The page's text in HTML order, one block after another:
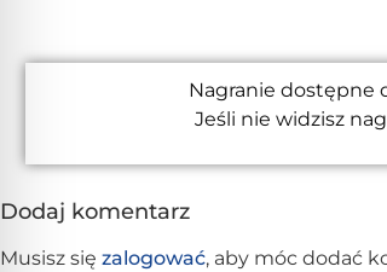
Nagranie dostępne
Jeśli nie widzisz
Dodaj komentarz
Musisz się zalogować, aby móc dodać